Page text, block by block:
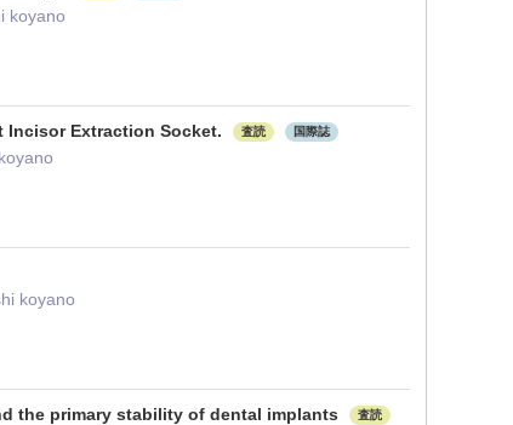
koyano
Incisor Extraction Socket. 査読 国際誌
koyano
the primary stability of dental implants
査読